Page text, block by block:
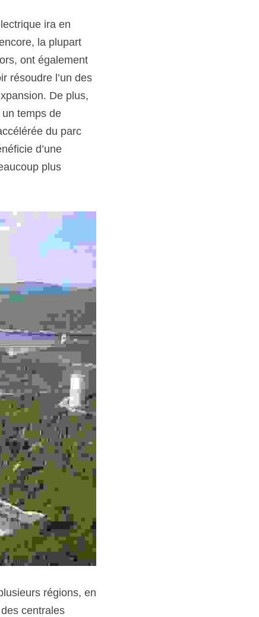
ira en
la plupart
ont également
résoudre l’un des
De plus,
temps de
du parc
d’une
plus
régions, en
centrales